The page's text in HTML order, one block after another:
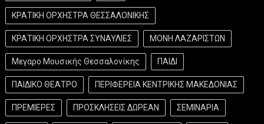
ΚΡΑΤΙΚΗ ΟΡΧΗΣΤΡΑ ΘΕΣΣΑΛΟΝΙΚΗΣ
ΚΡΑΤΙΚΗ ΟΡΧΗΣΤΡΑ ΣΥΝΑΥΛΙΕΣ ΜΟΝΗ ΛΑΖΑΡΙΣΤΩΝ
Μεγαρο Μουσικής Θεσσαλονίκης ΠΑΙΔΙ
ΠΑΙΔΙΚΟ ΘΕΑΤΡΟ ΠΕΡΙΦΕΡΕΙΑ ΚΕΝΤΡΙΚΗΣ ΜΑΚΕΔΟΝΙΑΣ
ΠΡΕΜΙΕΡΕΣ ΠΡΟΣΚΛΗΣΕΙΣ ΔΩΡΕΑΝ ΣΕΜΙΝΑΡΙΑ